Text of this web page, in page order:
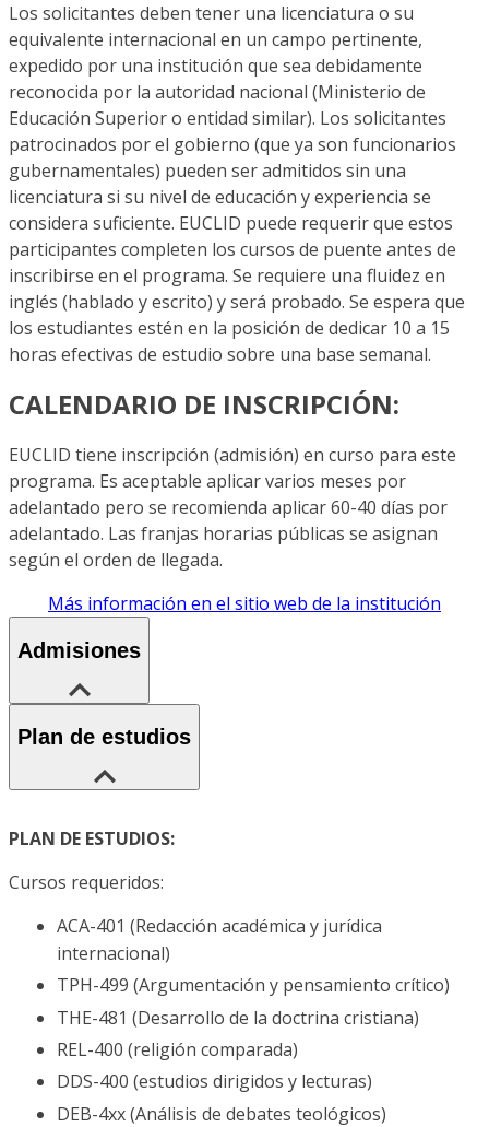
Los solicitantes deben tener una licenciatura o su
equivalente internacional en un campo pertinente,
expedido por una institución que sea debidamente
reconocida por la autoridad nacional (Ministerio de
Educación Superior o entidad similar). Los solicitantes
patrocinados por el gobierno (que ya son funcionarios
gubernamentales) pueden ser admitidos sin una
licenciatura si su nivel de educación y experiencia se
considera suficiente. EUCLID puede requerir que estos
participantes completen los cursos de puente antes de
inscribirse en el programa. Se requiere una fluidez en
inglés (hablado y escrito) y será probado. Se espera que
los estudiantes estén en la posición de dedicar 10 a 15
horas efectivas de estudio sobre una base semanal.
CALENDARIO DE INSCRIPCIÓN:
EUCLID tiene inscripción (admisión) en curso para este
programa. Es aceptable aplicar varios meses por
adelantado pero se recomienda aplicar 60-40 días por
adelantado. Las franjas horarias públicas se asignan
según el orden de llegada.
Más información en el sitio web de la institución
Admisiones
Plan de estudios
PLAN DE ESTUDIOS:
Cursos requeridos:
ACA-401 (Redacción académica y jurídica
internacional)
TPH-499 (Argumentación y pensamiento crítico)
THE-481 (Desarrollo de la doctrina cristiana)
REL-400 (religión comparada)
DDS-400 (estudios dirigidos y lecturas)
DEB-4xx (Análisis de debates teológicos)